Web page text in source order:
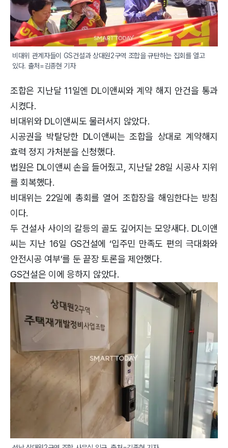
비대위 관계자들이 GS건설과 상대원2구역 조합을 규탄하는 집회를 열고
있다. 출처=김종현 기자
조합은 지난달 11일엔 DL이앤씨와 계약 해지 안건을 통과
시켰다.
비대위와 DL이앤씨도 물러서지 않았다.
시공권을 박탈당한 DL이앤씨는 조합을 상대로 계약해지
효력 정지 가처분을 신청했다.
법원은 DL이앤씨 손을 들어줬고, 지난달 28일 시공사 지위
를 회복했다.
비대위는 22일에 총회를 열어 조합장을 해임한다는 방침
이다.
두 건설사 사이의 갈등의 골도 깊어지는 모양새다. DL이앤
씨는 지난 16일 GS건설에 ‘입주민 만족도 편의 극대화와
안전시공 여부’를 둔 끝장 토론을 제안했다.
GS건설은 이에 응하지 않았다.